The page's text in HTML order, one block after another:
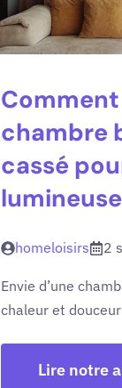
chambre
cassé
homeloisirs 2
Envie d’une
chaleur et douceur
Lire notre